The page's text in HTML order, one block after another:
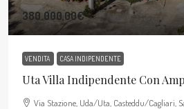
380.000,00€
VENDITA CASA INDIPENDENTE
Uta Villa Indipendente Con
Via Stazione, Uda/Uta, Casteddu/Cagliari,